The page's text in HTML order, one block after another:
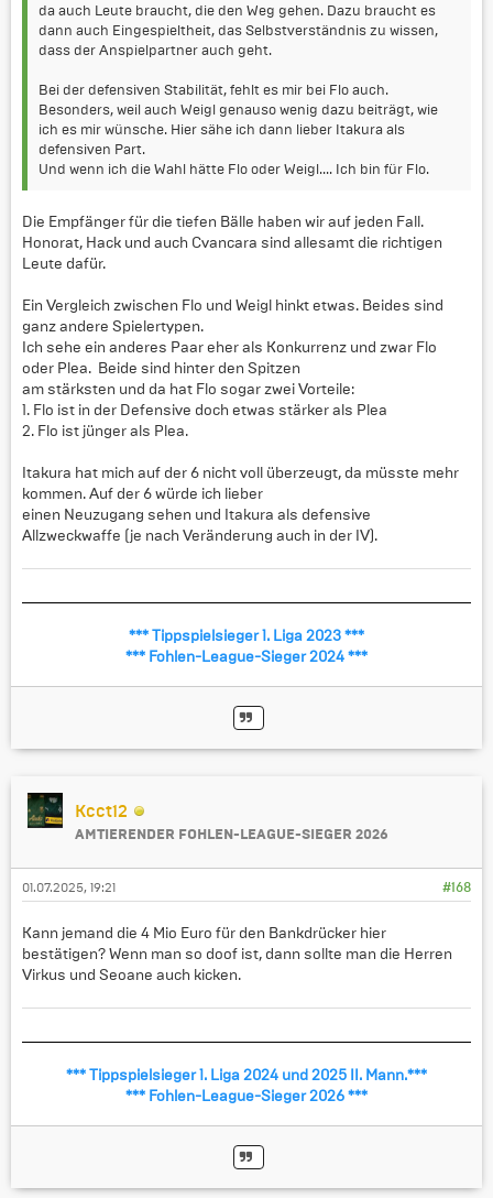
da auch Leute braucht, die den Weg gehen. Dazu braucht es
dann auch Eingespieltheit, das Selbstverständnis zu wissen,
dass der Anspielpartner auch geht.
Bei der defensiven Stabilität, fehlt es mir bei Flo auch.
Besonders, weil auch Weigl genauso wenig dazu beiträgt, wie
ich es mir wünsche. Hier sähe ich dann lieber Itakura als
defensiven Part.
Und wenn ich die Wahl hätte Flo oder Weigl.... Ich bin für Flo.
Die Empfänger für die tiefen Bälle haben wir auf jeden Fall.
Honorat, Hack und auch Cvancara sind allesamt die richtigen
Leute dafür.
Ein Vergleich zwischen Flo und Weigl hinkt etwas. Beides sind
ganz andere Spielertypen.
Ich sehe ein anderes Paar eher als Konkurrenz und zwar Flo
oder Plea. Beide sind hinter den Spitzen
am stärksten und da hat Flo sogar zwei Vorteile:
1. Flo ist in der Defensive doch etwas stärker als Plea
2. Flo ist jünger als Plea.
Itakura hat mich auf der 6 nicht voll überzeugt, da müsste mehr
kommen. Auf der 6 würde ich lieber
einen Neuzugang sehen und Itakura als defensive
Allzweckwaffe (je nach Veränderung auch in der IV).
*** Tippspielsieger 1. Liga 2023 ***
*** Fohlen-League-Sieger 2024 ***
Kcct12
AMTIERENDER FOHLEN-LEAGUE-SIEGER 2026
#168
01.07.2025, 19:21
Kann jemand die 4 Mio Euro für den Bankdrücker hier
bestätigen? Wenn man so doof ist, dann sollte man die Herren
Virkus und Seoane auch kicken.
*** Tippspielsieger 1. Liga 2024 und 2025 II. Mann.***
*** Fohlen-League-Sieger 2026 ***